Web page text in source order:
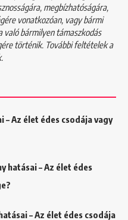
megbízhatóságára,
vonatkozóan, vagy bármi
való bármilyen támaszkodás
történik. További feltételek a
Az élet édes csodája vagy
hatásai – Az élet édes
– Az élet édes csodája